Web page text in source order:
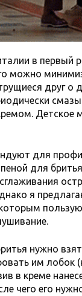
в первый
можно
друг о
для
для
я
нужно
им лобок
в креме
чего его